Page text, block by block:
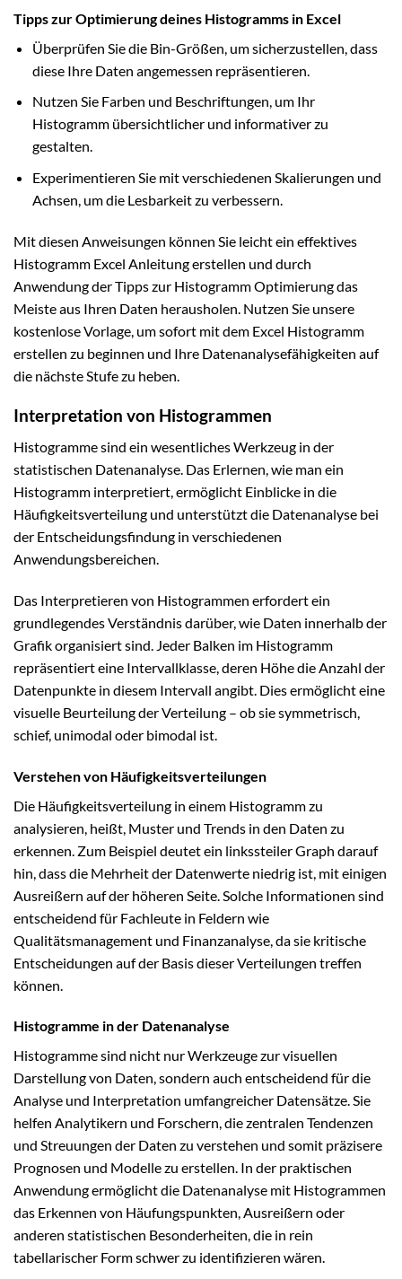
Tipps zur Optimierung deines Histogramms in Excel
Überprüfen Sie die Bin-Größen, um sicherzustellen, dass
diese Ihre Daten angemessen repräsentieren.
Nutzen Sie Farben und Beschriftungen, um Ihr
Histogramm übersichtlicher und informativer zu
gestalten.
Experimentieren Sie mit verschiedenen Skalierungen und
Achsen, um die Lesbarkeit zu verbessern.
Mit diesen Anweisungen können Sie leicht ein effektives
Histogramm Excel Anleitung erstellen und durch
Anwendung der Tipps zur Histogramm Optimierung das
Meiste aus Ihren Daten herausholen. Nutzen Sie unsere
kostenlose Vorlage, um sofort mit dem Excel Histogramm
erstellen zu beginnen und Ihre Datenanalysefähigkeiten auf
die nächste Stufe zu heben.
Interpretation von Histogrammen
Histogramme sind ein wesentliches Werkzeug in der
statistischen Datenanalyse. Das Erlernen, wie man ein
Histogramm interpretiert, ermöglicht Einblicke in die
Häufigkeitsverteilung und unterstützt die Datenanalyse bei
der Entscheidungsfindung in verschiedenen
Anwendungsbereichen.
Das Interpretieren von Histogrammen erfordert ein
grundlegendes Verständnis darüber, wie Daten innerhalb der
Grafik organisiert sind. Jeder Balken im Histogramm
repräsentiert eine Intervallklasse, deren Höhe die Anzahl der
Datenpunkte in diesem Intervall angibt. Dies ermöglicht eine
visuelle Beurteilung der Verteilung – ob sie symmetrisch,
schief, unimodal oder bimodal ist.
Verstehen von Häufigkeitsverteilungen
Die Häufigkeitsverteilung in einem Histogramm zu
analysieren, heißt, Muster und Trends in den Daten zu
erkennen. Zum Beispiel deutet ein linkssteiler Graph darauf
hin, dass die Mehrheit der Datenwerte niedrig ist, mit einigen
Ausreißern auf der höheren Seite. Solche Informationen sind
entscheidend für Fachleute in Feldern wie
Qualitätsmanagement und Finanzanalyse, da sie kritische
Entscheidungen auf der Basis dieser Verteilungen treffen
können.
Histogramme in der Datenanalyse
Histogramme sind nicht nur Werkzeuge zur visuellen
Darstellung von Daten, sondern auch entscheidend für die
Analyse und Interpretation umfangreicher Datensätze. Sie
helfen Analytikern und Forschern, die zentralen Tendenzen
und Streuungen der Daten zu verstehen und somit präzisere
Prognosen und Modelle zu erstellen. In der praktischen
Anwendung ermöglicht die Datenanalyse mit Histogrammen
das Erkennen von Häufungspunkten, Ausreißern oder
anderen statistischen Besonderheiten, die in rein
tabellarischer Form schwer zu identifizieren wären.